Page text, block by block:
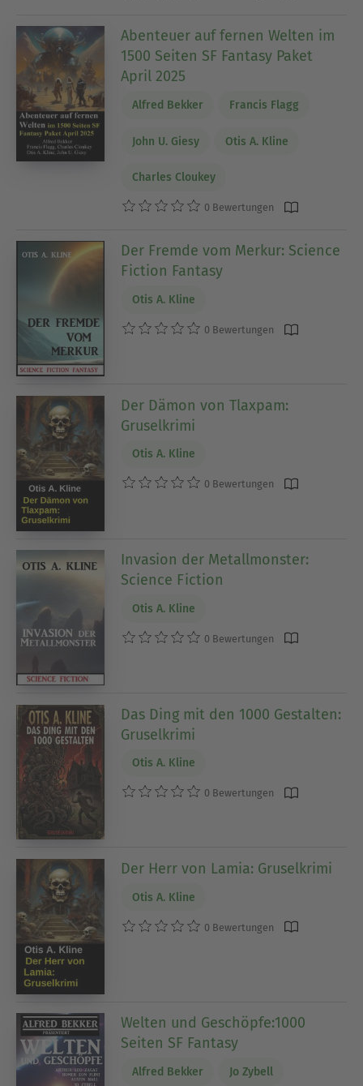
Abenteuer auf fernen Welten im
1500 Seiten SF Fantasy Paket
April 2025
Alfred Bekker Francis Flagg
John U. Giesy Otis A. Kline
Charles Cloukey
0 Bewertungen
Der Fremde vom Merkur: Science
Fiction Fantasy
Otis A. Kline
0 Bewertungen
Der Dämon von Tlaxpam:
Gruselkrimi
Otis A. Kline
0 Bewertungen
Invasion der Metallmonster:
Science Fiction
Otis A. Kline
0 Bewertungen
Das Ding mit den 1000 Gestalten:
Gruselkrimi
Otis A. Kline
0 Bewertungen
Der Herr von Lamia: Gruselkrimi
Otis A. Kline
0 Bewertungen
Welten und Geschöpfe:1000
Seiten SF Fantasy
Alfred Bekker Jo Zybell